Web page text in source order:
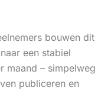
bouwen dit
een stabiel
maand – simpelweg
publiceren en